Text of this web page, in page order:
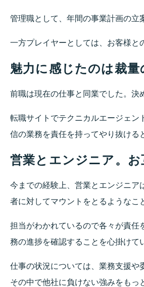
管理職として、年間の事業計画の立
一方プレイヤーとしては、お客様と
魅力に感じたのは裁量
前職は現在の仕事と同業でした。決
転職サイトでテクニカルエージェン
信の業務を責任を持ってやり抜ける
営業とエンジニア。お
今までの経験上、営業とエンジニア
者に対してマウントをとるようなこ
担当がわかれているので各々が責任
務の進捗を確認することを心掛けて
仕事の状況については、業務支援や
その中で他社に負けない強みをもっ